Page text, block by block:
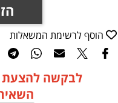
הוסף לרשימת המשאלות
לבקשה להצעת